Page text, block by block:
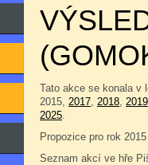
Tato akce se konala v
2015, 2017, 2018, 2019
2025.
Propozice pro rok
Seznam akcí ve hře